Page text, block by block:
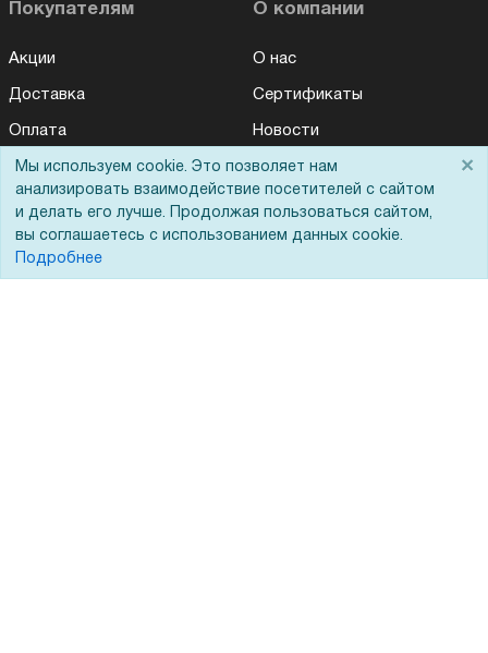
Покупателям
Акции
Доставка
Оплата
Для дилеров
Кредитование
О компании
О нас
Сертификаты
Новости
Статьи
Демопоказ
Мы используем cookie. Это позволяет нам
анализировать взаимодействие посетителей с сайтом
и делать его лучше. Продолжая пользоваться сайтом,
вы соглашаетесь с использованием данных cookie.
Подробнее
×